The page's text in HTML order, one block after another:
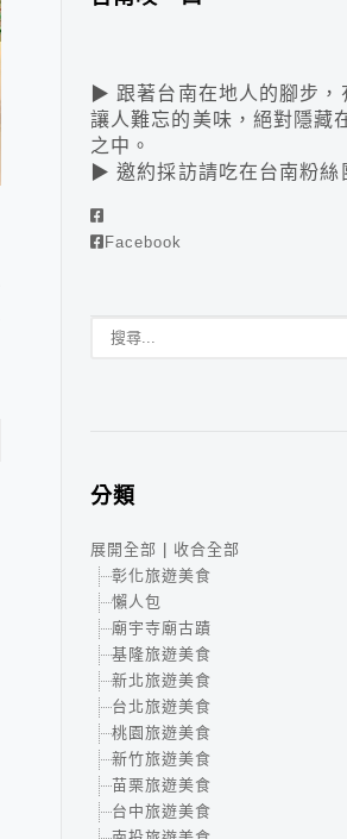
▶ 跟著台南在地人的腳步，
讓人難忘的美味，絕對隱藏
之中。
▶ 邀約採訪請吃在台南粉絲
Facebook
分類
展開全部
收合全部
彰化旅遊美食
懶人包
廟宇寺廟古蹟
基隆旅遊美食
新北旅遊美食
台北旅遊美食
桃園旅遊美食
新竹旅遊美食
苗栗旅遊美食
台中旅遊美食